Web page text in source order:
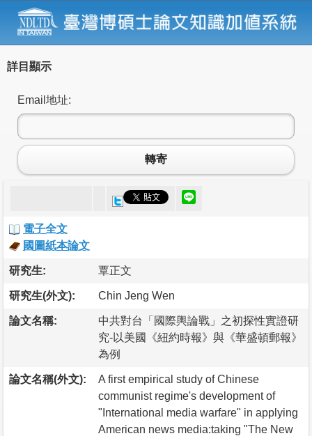
詳目顯示
Email地址:
轉寄
電子全文
國圖紙本論文
研究生: 覃正文
研究生(外文): Chin Jeng Wen
論文名稱:
中共對台「國際輿論戰」之初探性實證研
究-以美國《紐約時報》與《華盛頓郵報》
為例
論文名稱(外文):
A first empirical study of Chinese
communist regime's development of
"International media warfare" in applying
American news media:taking "The New